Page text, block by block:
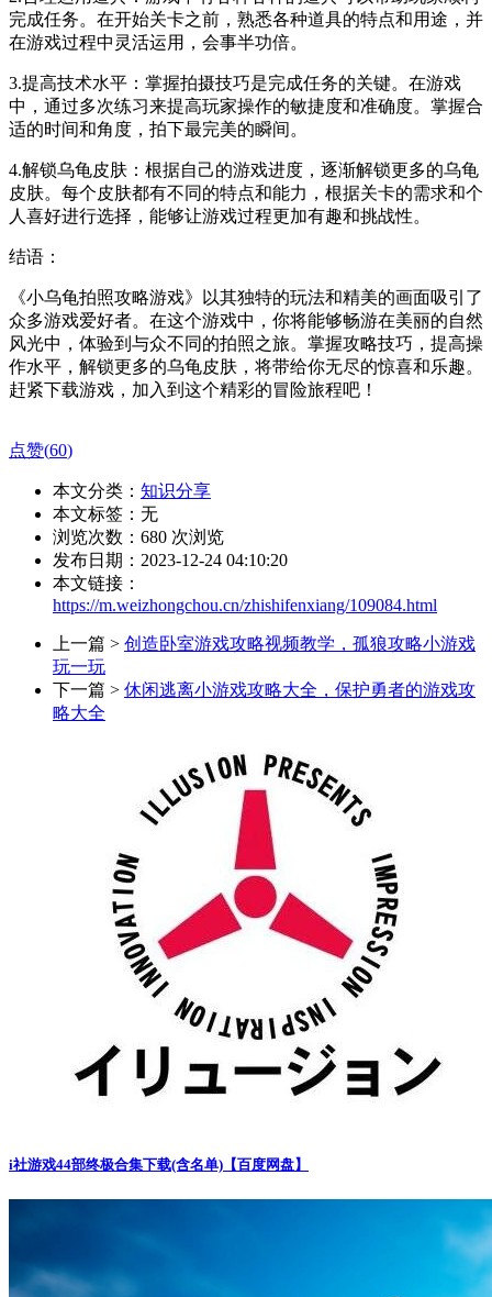
完成任务。在开始关卡之前，熟悉各种道具的特点和用途，并
在游戏过程中灵活运用，会事半功倍。
3.提高技术水平：掌握拍摄技巧是完成任务的关键。在游戏
中，通过多次练习来提高玩家操作的敏捷度和准确度。掌握合
适的时间和角度，拍下最完美的瞬间。
4.解锁乌龟皮肤：根据自己的游戏进度，逐渐解锁更多的乌龟
皮肤。每个皮肤都有不同的特点和能力，根据关卡的需求和个
人喜好进行选择，能够让游戏过程更加有趣和挑战性。
结语：
《小乌龟拍照攻略游戏》以其独特的玩法和精美的画面吸引了
众多游戏爱好者。在这个游戏中，你将能够畅游在美丽的自然
风光中，体验到与众不同的拍照之旅。掌握攻略技巧，提高操
作水平，解锁更多的乌龟皮肤，将带给你无尽的惊喜和乐趣。
赶紧下载游戏，加入到这个精彩的冒险旅程吧！
点赞(60)
本文分类： 知识分享
本文标签：无
浏览次数： 680 次浏览
发布日期：2023-12-24 04:10:20
本文链接：
https://m.weizhongchou.cn/zhishifenxiang/109084.html
上一篇 > 创造卧室游戏攻略视频教学，孤狼攻略小游戏
玩一玩
下一篇 > 休闲逃离小游戏攻略大全，保护勇者的游戏攻
略大全
i社游戏44部终极合集下载(含名单)【百度网盘】